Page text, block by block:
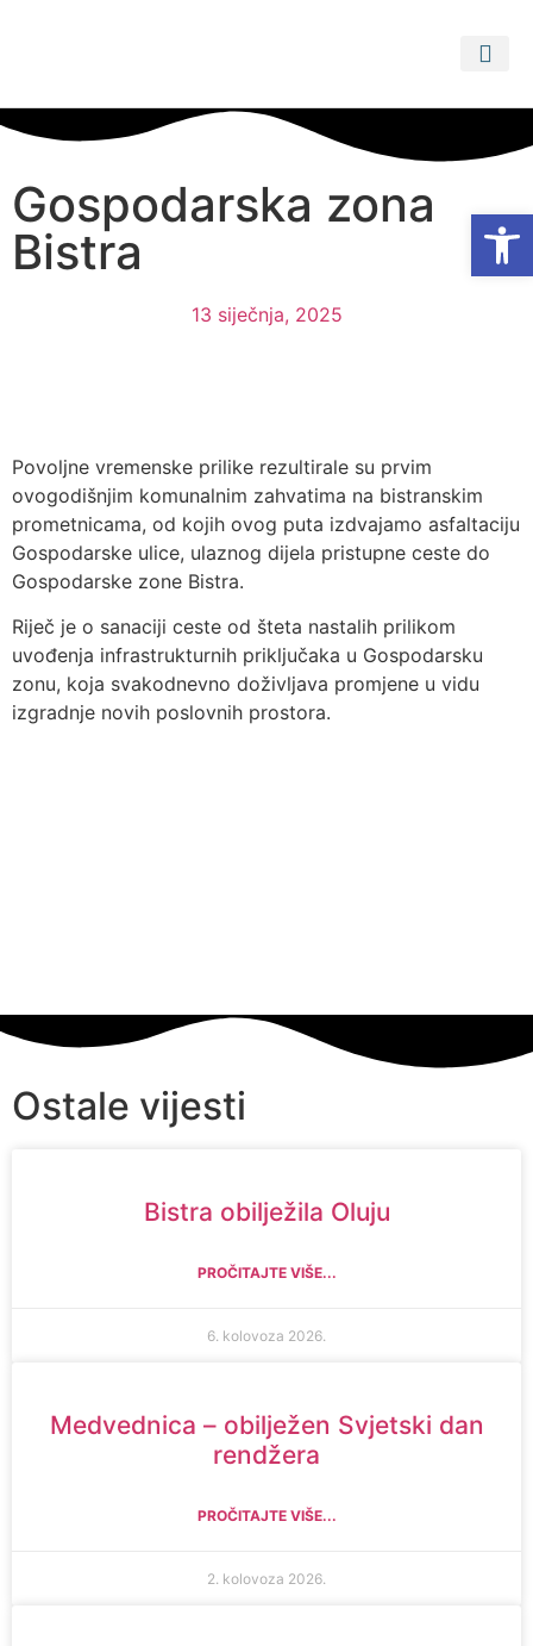
Gospodarska zona
Bistra
13 siječnja, 2025
Povoljne vremenske prilike rezultirale su prvim
ovogodišnjim komunalnim zahvatima na bistranskim
prometnicama, od kojih ovog puta izdvajamo asfaltaciju
Gospodarske ulice, ulaznog dijela pristupne ceste do
Gospodarske zone Bistra.
Riječ je o sanaciji ceste od šteta nastalih prilikom
uvođenja infrastrukturnih priključaka u Gospodarsku
zonu, koja svakodnevno doživljava promjene u vidu
izgradnje novih poslovnih prostora.
Ostale vijesti
Bistra obilježila Oluju
PROČITAJTE VIŠE...
6. kolovoza 2026.
Medvednica – obilježen Svjetski dan
rendžera
PROČITAJTE VIŠE...
2. kolovoza 2026.